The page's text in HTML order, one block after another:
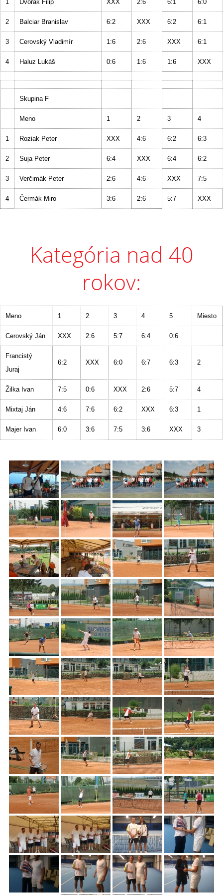
1 Dvorák Filip XXX 2:6 6:1 6:0
2 Balciar Branislav 6:2 XXX 6:2 6:1
3 Cerovský Vladimír 1:6 2:6 XXX 6:1
4 Haluz Lukáš 0:6 1:6 1:6 XXX
Skupina F
Meno 1 2 3 4
1 Roziak Peter XXX 4:6 6:2 6:3
2 Suja Peter 6:4 XXX 6:4 6:2
3 Verčimák Peter 2:6 4:6 XXX 7:5
4 Čermák Miro 3:6 2:6 5:7 XXX
Kategória nad 40
rokov:
Meno 1 2 3 4 5 Miesto
Cerovský Ján XXX 2:6 5:7 6:4 0:6
Francistý
Juraj
6:2 XXX 6:0 6:7 6:3 2
Žilka Ivan 7:5 0:6 XXX 2:6 5:7 4
Mixtaj Ján 4:6 7:6 6:2 XXX 6:3 1
Majer Ivan 6:0 3:6 7:5 3:6 XXX 3